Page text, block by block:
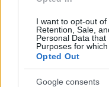
I want to opt-out of
Retention, Sale,
Personal Data
Purposes for
Opted Out
Google consents